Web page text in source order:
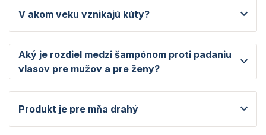
V akom veku vznikajú kúty?
Aký je rozdiel medzi šampónom proti padaniu
vlasov pre mužov a pre ženy?
Produkt je pre mňa drahý